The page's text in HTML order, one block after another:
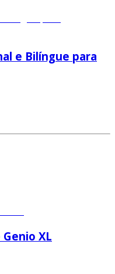
e Bilíngue para
XL